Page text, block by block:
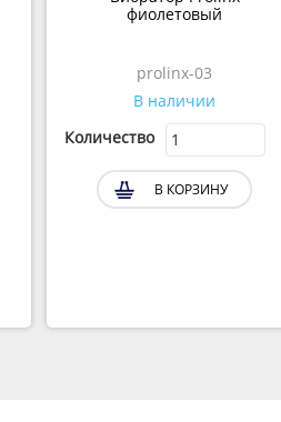
фиолетовый
prolinx-03
В наличии
Количество
В КОРЗИНУ